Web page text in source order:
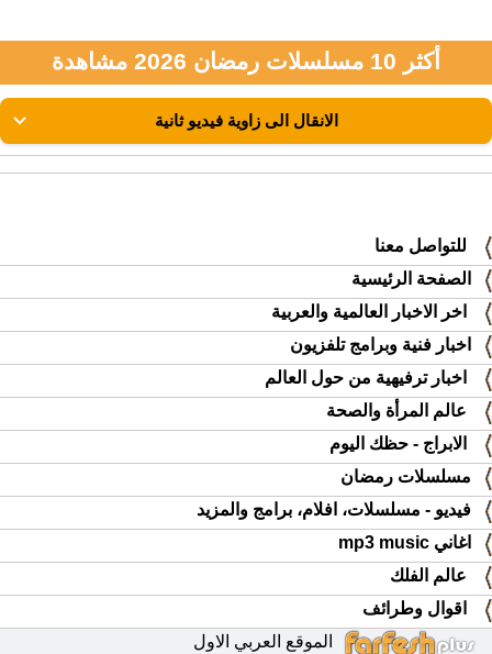
أكثر 10 مسلسلات رمضان 2026 مشاهدة
للتواصل معنا
الصفحة الرئيسية
اخر الاخبار العالمية والعربية
اخبار فنية وبرامج تلفزيون
اخبار ترفيهية من حول العالم
عالم المرأة والصحة
الابراج - حظك اليوم
مسلسلات رمضان
فيديو - مسلسلات، افلام، برامج والمزيد
اغاني mp3 music
عالم الفلك
اقوال وطرائف
الموقع العربي الاول